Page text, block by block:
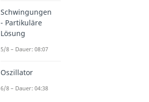
Schwingungen
- Partikuläre
Lösung
5/8 – Dauer: 08:07
Oszillator
6/8 – Dauer: 04:38